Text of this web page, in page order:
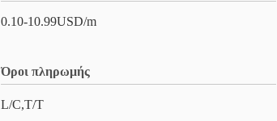
0.10-10.99USD/m
Όροι πληρωμής
L/C,T/T